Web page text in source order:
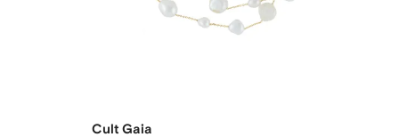
Cult Gaia